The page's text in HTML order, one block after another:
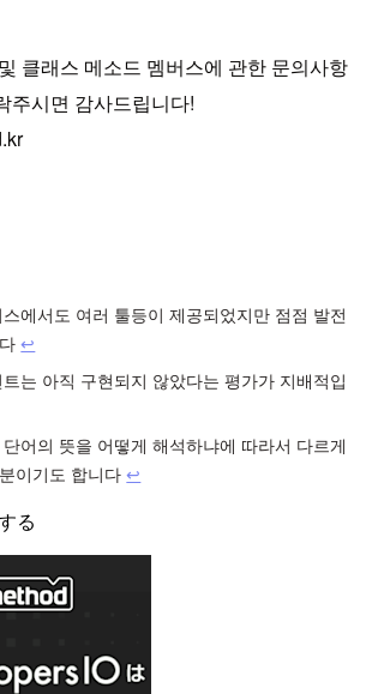
클래스 메소드 멤버스에 관한 문의사항
주시면 감사드립니다!
에서도 여러 툴등이 제공되었지만 점점 발전
↩︎
는 아직 구현되지 않았다는 평가가 지배적입
어의 뜻을 어떻게 해석하냐에 따라서 다르게
이기도 합니다↩︎
る